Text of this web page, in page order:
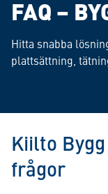
FAQ –
Hitta snabba
plattsättning,
Kiilto
frågor